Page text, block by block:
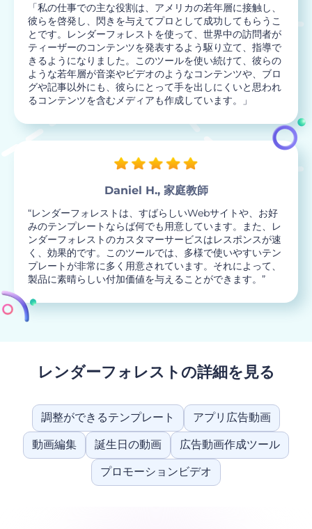
「私の仕事での主な役割は、アメリカの若年層に接触し、
彼らを啓発し、閃きを与えてプロとして成功してもらうこ
とです。レンダーフォレストを使って、世界中の訪問者が
ティーザーのコンテンツを発表するよう駆り立て、指導で
きるようになりました。このツールを使い続けて、彼らの
ような若年層が音楽やビデオのようなコンテンツや、ブロ
グや記事以外にも、彼らにとって手を出しにくいと思われ
るコンテンツを含むメディアも作成しています。」
Daniel H., 家庭教師
“レンダーフォレストは、すばらしいWebサイトや、お好
みのテンプレートならば何でも用意しています。また、レ
ンダーフォレストのカスタマーサービスはレスポンスが速
く、効果的です。このツールでは、多様で使いやすいテン
プレートが非常に多く用意されています。それによって、
製品に素晴らしい付加価値を与えることができます。”
レンダーフォレストの詳細を見る
調整ができるテンプレート アプリ広告動画
動画編集 誕生日の動画 広告動画作成ツール
プロモーションビデオ